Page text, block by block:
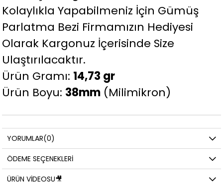
Kolaylıkla Yapabilmeniz İçin Gümüş
Parlatma Bezi Firmamızın Hediyesi
Olarak Kargonuz İçerisinde Size
Ulaştırılacaktır.
Ürün Gramı: 14,73 gr
Ürün Boyu: 38mm (Milimikron)
YORUMLAR(0)
ÖDEME SEÇENEKLERI
ÜRÜN VIDEOSU🎥